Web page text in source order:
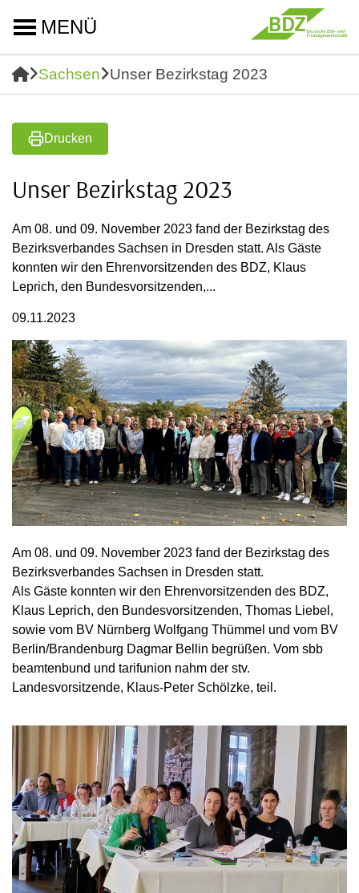
MENÜ
Sachsen Unser Bezirkstag 2023
Drucken
Unser Bezirkstag 2023
Am 08. und 09. November 2023 fand der Bezirkstag des
Bezirksverbandes Sachsen in Dresden statt. Als Gäste
konnten wir den Ehrenvorsitzenden des BDZ, Klaus
Leprich, den Bundesvorsitzenden,...
09.11.2023
Am 08. und 09. November 2023 fand der Bezirkstag des
Bezirksverbandes Sachsen in Dresden statt.
Als Gäste konnten wir den Ehrenvorsitzenden des BDZ,
Klaus Leprich, den Bundesvorsitzenden, Thomas Liebel,
sowie vom BV Nürnberg Wolfgang Thümmel und vom BV
Berlin/Brandenburg Dagmar Bellin begrüßen. Vom sbb
beamtenbund und tarifunion nahm der stv.
Landesvorsitzende, Klaus-Peter Schölzke, teil.